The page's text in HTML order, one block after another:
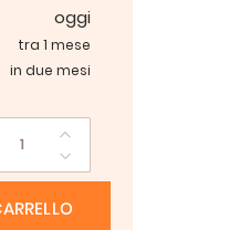
oggi
tra 1 mese
in due mesi